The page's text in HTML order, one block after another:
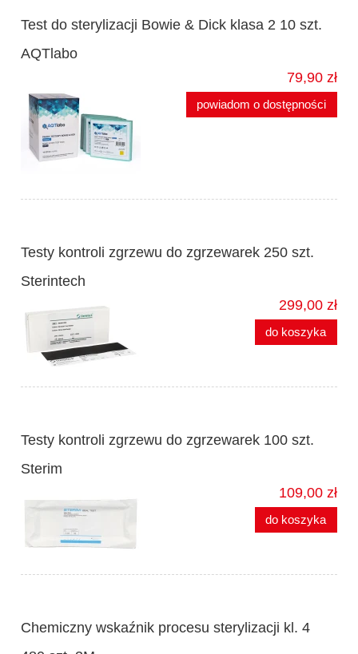
Test do sterylizacji Bowie & Dick klasa 2 10 szt.
AQTlabo
79,90 zł
powiadom o dostępności
Testy kontroli zgrzewu do zgrzewarek 250 szt.
Sterintech
299,00 zł
do koszyka
Testy kontroli zgrzewu do zgrzewarek 100 szt.
Sterim
109,00 zł
do koszyka
Chemiczny wskaźnik procesu sterylizacji kl. 4